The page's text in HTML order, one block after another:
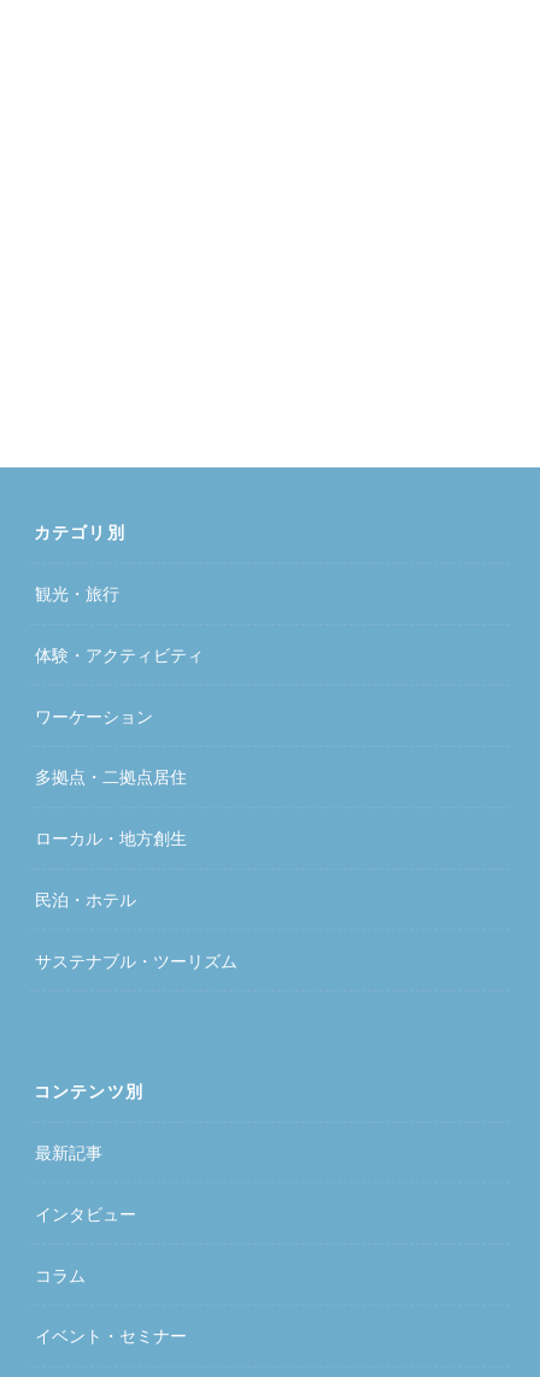
カテゴリ別
観光・旅行
体験・アクティビティ
ワーケーション
多拠点・二拠点居住
ローカル・地方創生
民泊・ホテル
サステナブル・ツーリズム
コンテンツ別
最新記事
インタビュー
コラム
イベント・セミナー